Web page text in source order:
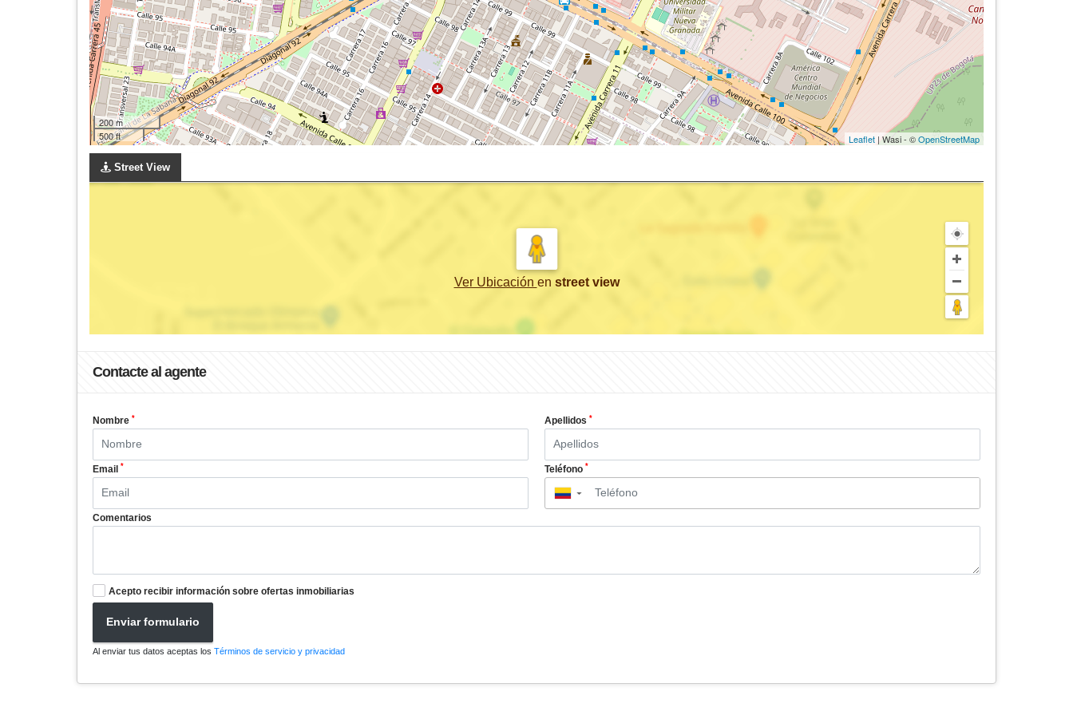
200 m
500 ft
Leaflet | Wasi - ©OpenStreetMap
Street View
Ver Ubicación en street view
Contacte al agente
Nombre * Apellidos *
Email * Teléfono *
▼
Comentarios
Acepto recibir información sobre ofertas inmobiliarias
Enviar formulario
Al enviar tus datos aceptas los Términos de servicio y privacidad